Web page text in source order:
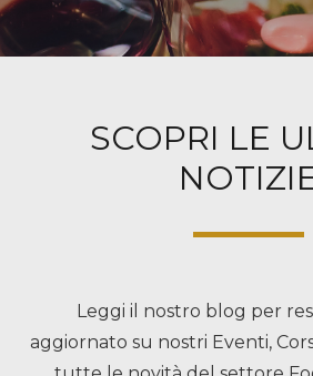
SCOPRI LE
Leggi il nostro blog per
aggiornato su nostri Eventi,